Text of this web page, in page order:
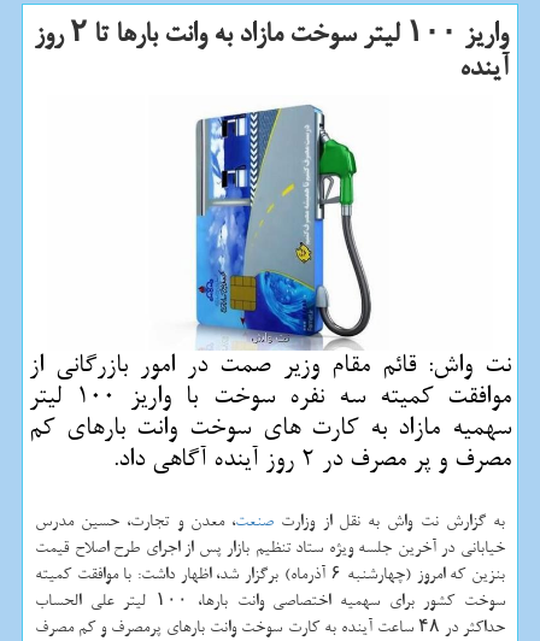
واریز ۱۰۰ لیتر سوخت مازاد به وانت بارها تا ۲ روز
آینده
نت واش: قائم مقام وزیر صمت در امور بازرگانی از
موافقت كمیته سه نفره سوخت با واریز 100 لیتر
سهمیه مازاد به كارت های سوخت وانت بارهای كم
مصرف و پر مصرف در 2 روز آینده آگاهی داد.
به گزارش نت واش به نقل از وزارت صنعت، معدن و تجارت، حسین مدرس
خیابانی در آخرین جلسه ویژه ستاد تنظیم بازار پس از اجرای طرح اصلاح قیمت
بنزین كه امروز (چهارشنبه ۶ آذرماه) برگزار شد، اظهار داشت: با موافقت كمیته
سوخت كشور برای سهمیه اختصاصی وانت بارها، ۱۰۰ لیتر علی الحساب
حداكثر در ۴۸ ساعت آینده به كارت سوخت وانت بارهای پرمصرف و كم مصرف